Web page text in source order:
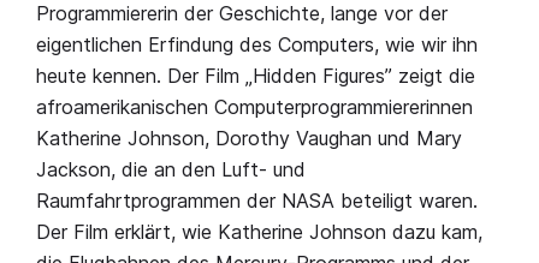
Programmiererin der Geschichte, lange vor der
eigentlichen Erfindung des Computers, wie wir ihn
heute kennen. Der Film „Hidden Figures” zeigt die
afroamerikanischen Computerprogrammiererinnen
Katherine Johnson, Dorothy Vaughan und Mary
Jackson, die an den Luft- und
Raumfahrtprogrammen der NASA beteiligt waren.
Der Film erklärt, wie Katherine Johnson dazu kam,